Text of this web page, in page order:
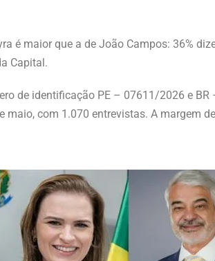
é maior que a de João Campos: 36%
Capital.
de identificação PE – 07611/2026 e
maio, com 1.070 entrevistas. A margem